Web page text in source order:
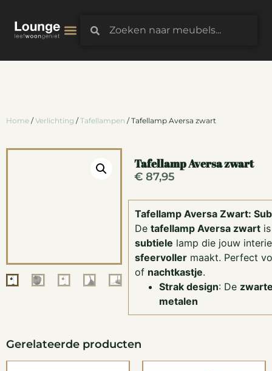
Home /Verlichting /Tafellampen / Tafellamp Aversa zwart
Tafellamp Aversa zwart
€87,95
Tafellamp Aversa Zwart:
De tafellamp Aversa zwartis
subtiele lamp die jouw
sfeervollermaakt. Perfect
of nachtkastje.
Strak design: De
metalen
Gerelateerde producten